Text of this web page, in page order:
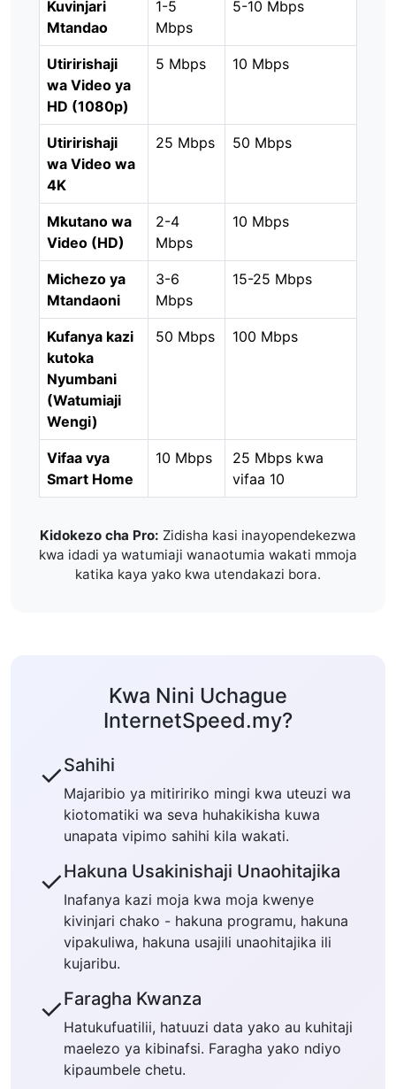
Kuvinjari
Mtandao
1-5
Mbps
5-10 Mbps
Utiririshaji
wa Video ya
HD (1080p)
5 Mbps 10 Mbps
Utiririshaji
wa Video wa
4K
25 Mbps 50 Mbps
Mkutano wa
Video (HD)
2-4
Mbps
10 Mbps
Michezo ya
Mtandaoni
3-6
Mbps
15-25 Mbps
Kufanya kazi
kutoka
Nyumbani
(Watumiaji
Wengi)
50 Mbps 100 Mbps
Vifaa vya
Smart Home
10 Mbps
25 Mbps kwa
vifaa 10
Kidokezo cha Pro: Zidisha kasi inayopendekezwa
kwa idadi ya watumiaji wanaotumia wakati mmoja
katika kaya yako kwa utendakazi bora.
Kwa Nini Uchague
InternetSpeed.my?
✓Sahihi
Majaribio ya mitiririko mingi kwa uteuzi wa
kiotomatiki wa seva huhakikisha kuwa
unapata vipimo sahihi kila wakati.
✓Hakuna Usakinishaji Unaohitajika
Inafanya kazi moja kwa moja kwenye
kivinjari chako - hakuna programu, hakuna
vipakuliwa, hakuna usajili unaohitajika ili
kujaribu.
✓Faragha Kwanza
Hatukufuatilii, hatuuzi data yako au kuhitaji
maelezo ya kibinafsi. Faragha yako ndiyo
kipaumbele chetu.